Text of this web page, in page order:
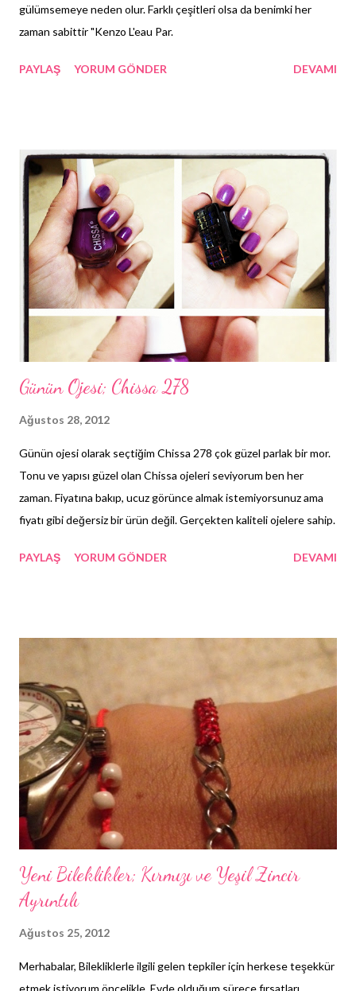
gülümsemeye neden olur. Farklı çeşitleri olsa da benimki her
zaman sabittir "Kenzo L'eau Par.
PAYLAŞ YORUM GÖNDER DEVAMI
Günün Ojesi; Chissa 278
Ağustos 28, 2012
Günün ojesi olarak seçtiğim Chissa 278 çok güzel parlak bir mor.
Tonu ve yapısı güzel olan Chissa ojeleri seviyorum ben her
zaman. Fiyatına bakıp, ucuz görünce almak istemiyorsunuz ama
fiyatı gibi değersiz bir ürün değil. Gerçekten kaliteli ojelere sahip.
PAYLAŞ YORUM GÖNDER DEVAMI
Yeni Bileklikler; Kırmızı ve Yeşil Zincir
Ayrıntılı
Ağustos 25, 2012
Merhabalar, Bilekliklerle ilgili gelen tepkiler için herkese teşekkür